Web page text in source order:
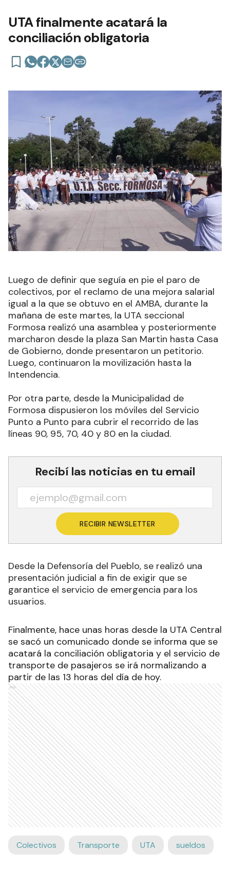
UTA finalmente acatará la
conciliación obligatoria
Luego de definir que seguía en pie el paro de
colectivos, por el reclamo de una mejora salarial
igual a la que se obtuvo en el AMBA, durante la
mañana de este martes, la UTA seccional
Formosa realizó una asamblea y posteriormente
marcharon desde la plaza San Martin hasta Casa
de Gobierno, donde presentaron un petitorio.
Luego, continuaron la movilización hasta la
Intendencia.
Por otra parte, desde la Municipalidad de
Formosa dispusieron los móviles del Servicio
Punto a Punto para cubrir el recorrido de las
líneas 90, 95, 70, 40 y 80 en la ciudad.
Recibí las noticias en tu email
RECIBIR NEWSLETTER
Desde la Defensoría del Pueblo, se realizó una
presentación judicial a fin de exigir que se
garantice el servicio de emergencia para los
usuarios.
Finalmente, hace unas horas desde la UTA Central
se sacó un comunicado donde se informa que se
acatará la conciliación obligatoria y el servicio de
transporte de pasajeros se irá normalizando a
partir de las 13 horas del día de hoy.
Ads
Colectivos Transporte UTA sueldos